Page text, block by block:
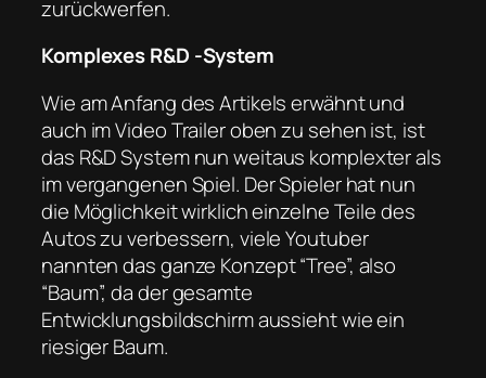
zurückwerfen.
Komplexes R&D -System
Wie am Anfang des Artikels erwähnt und
auch im Video Trailer oben zu sehen ist, ist
das R&D System nun weitaus komplexter als
im vergangenen Spiel. Der Spieler hat nun
die Möglichkeit wirklich einzelne Teile des
Autos zu verbessern, viele Youtuber
nannten das ganze Konzept “Tree”, also
“Baum”, da der gesamte
Entwicklungsbildschirm aussieht wie ein
riesiger Baum.